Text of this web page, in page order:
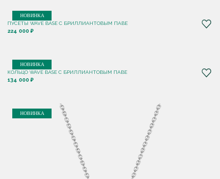
НОВИНКА
ПУСЕТЫ WAVE BASE С БРИЛЛИАНТОВЫМ ПАВЕ
224 000 ₽
НОВИНКА
КОЛЬЦО WAVE BASE С БРИЛЛИАНТОВЫМ ПАВЕ
134 000 ₽
НОВИНКА